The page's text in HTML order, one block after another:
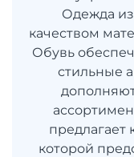
Одежда
качеством
Обувь
стильные
предлагает
которой